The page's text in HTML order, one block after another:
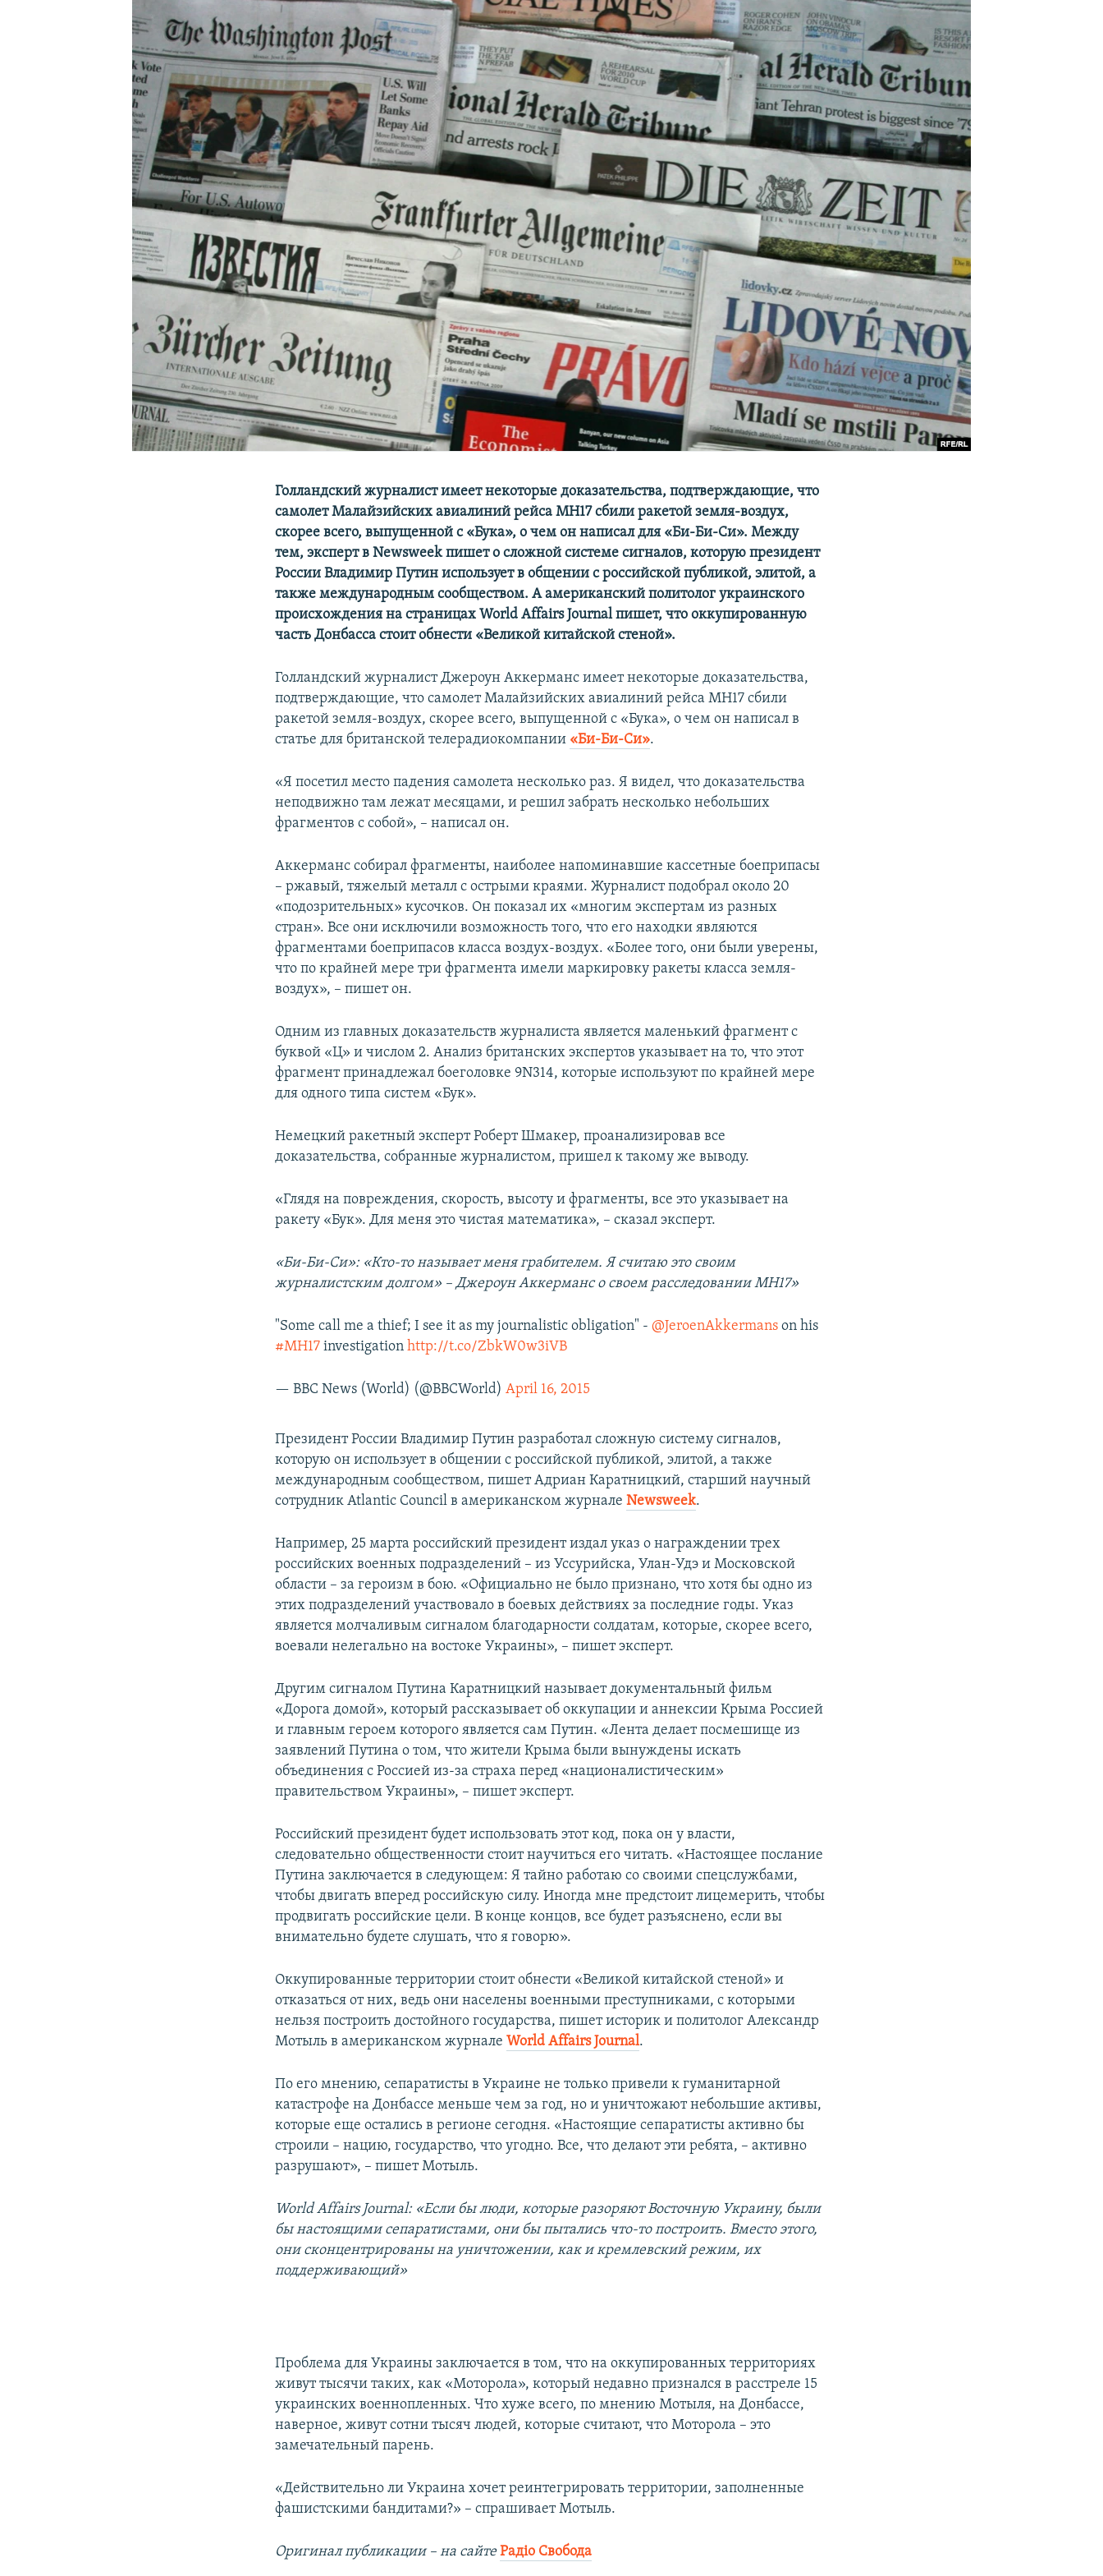
КРЫМ.НЕПОКОРЕННЫЙ
УКРАИНСКАЯ ПРОБЛЕМА КРЫМА
Голландский журналист имеет некоторые доказательства, подтверждающие, что
самолет Малайзийских авиалиний рейса MH17 сбили ракетой земля-воздух,
скорее всего, выпущенной с «Бука», о чем он написал для «Би-Би-Си». Между
тем, эксперт в Newsweek пишет о сложной системе сигналов, которую президент
России Владимир Путин использует в общении с российской публикой, элитой, а
также международным сообществом. А американский политолог украинского
происхождения на страницах World Affairs Journal пишет, что оккупированную
часть Донбасса стоит обнести «Великой китайской стеной».
Голландский журналист Джероун Аккерманс имеет некоторые доказательства,
подтверждающие, что самолет Малайзийских авиалиний рейса MH17 сбили
ракетой земля-воздух, скорее всего, выпущенной с «Бука», о чем он написал в
статье для британской телерадиокомпании «Би-Би-Си».
«Я посетил место падения самолета несколько раз. Я видел, что доказательства
неподвижно там лежат месяцами, и решил забрать несколько небольших
фрагментов с собой», – написал он.
Аккерманс собирал фрагменты, наиболее напоминавшие кассетные боеприпасы
– ржавый, тяжелый металл с острыми краями. Журналист подобрал около 20
«подозрительных» кусочков. Он показал их «многим экспертам из разных
стран». Все они исключили возможность того, что его находки являются
фрагментами боеприпасов класса воздух-воздух. «Более того, они были уверены,
что по крайней мере три фрагмента имели маркировку ракеты класса земля-
воздух», – пишет он.
Одним из главных доказательств журналиста является маленький фрагмент с
буквой «Ц» и числом 2. Анализ британских экспертов указывает на то, что этот
фрагмент принадлежал боеголовке 9N314, которые используют по крайней мере
для одного типа систем «Бук».
Немецкий ракетный эксперт Роберт Шмакер, проанализировав все
доказательства, собранные журналистом, пришел к такому же выводу.
«Глядя на повреждения, скорость, высоту и фрагменты, все это указывает на
ракету «Бук». Для меня это чистая математика», – сказал эксперт.
«Би-Би-Си»: «Кто-то называет меня грабителем. Я считаю это своим
журналистским долгом» – Джероун Аккерманс о своем расследовании MH17»
"Some call me a thief; I see it as my journalistic obligation" -@JeroenAkkermans on his
#MH17 investigationhttp://t.co/ZbkW0w3iVB
— BBC News (World) (@BBCWorld)April 16, 2015
Президент России Владимир Путин разработал сложную систему сигналов,
которую он использует в общении с российской публикой, элитой, а также
международным сообществом, пишет Адриан Каратницкий, старший научный
сотрудник Atlantic Council в американском журналеNewsweek.
Например, 25 марта российский президент издал указ о награждении трех
российских военных подразделений – из Уссурийска, Улан-Удэ и Московской
области – за героизм в бою. «Официально не было признано, что хотя бы одно из
этих подразделений участвовало в боевых действиях за последние годы. Указ
является молчаливым сигналом благодарности солдатам, которые, скорее всего,
воевали нелегально на востоке Украины», – пишет эксперт.
Другим сигналом Путина Каратницкий называет документальный фильм
«Дорога домой», который рассказывает об оккупации и аннексии Крыма Россией
и главным героем которого является сам Путин. «Лента делает посмешище из
заявлений Путина о том, что жители Крыма были вынуждены искать
объединения с Россией из-за страха перед «националистическим»
правительством Украины», – пишет эксперт.
Российский президент будет использовать этот код, пока он у власти,
следовательно общественности стоит научиться его читать. «Настоящее послание
Путина заключается в следующем: Я тайно работаю со своими спецслужбами,
чтобы двигать вперед российскую силу. Иногда мне предстоит лицемерить, чтобы
продвигать российские цели. В конце концов, все будет разъяснено, если вы
внимательно будете слушать, что я говорю».
Оккупированные территории стоит обнести «Великой китайской стеной» и
отказаться от них, ведь они населены военными преступниками, с которыми
нельзя построить достойного государства, пишет историк и политолог Александр
Мотыль в американском журналеWorld Affairs Journal.
По его мнению, сепаратисты в Украине не только привели к гуманитарной
катастрофе на Донбассе меньше чем за год, но и уничтожают небольшие активы,
которые еще остались в регионе сегодня. «Настоящие сепаратисты активно бы
строили – нацию, государство, что угодно. Все, что делают эти ребята, – активно
разрушают», – пишет Мотыль.
World Affairs Journal: «Если бы люди, которые разоряют Восточную Украину, были
бы настоящими сепаратистами, они бы пытались что-то построить. Вместо этого,
они сконцентрированы на уничтожении, как и кремлевский режим, их
поддерживающий»
Проблема для Украины заключается в том, что на оккупированных территориях
живут тысячи таких, как «Моторола», который недавно признался в расстреле 15
украинских военнопленных. Что хуже всего, по мнению Мотыля, на Донбассе,
наверное, живут сотни тысяч людей, которые считают, что Моторола – это
замечательный парень.
«Действительно ли Украина хочет реинтегрировать территории, заполненные
фашистскими бандитами?» – спрашивает Мотыль.
Оригинал публикации – на сайтеРадіо Свобода